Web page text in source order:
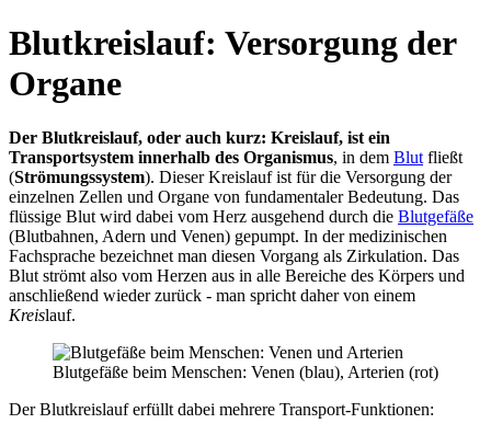
Blutkreislauf: Versorgung der
Organe
Der Blutkreislauf, oder auch kurz: Kreislauf, ist ein
Transportsystem innerhalb des Organismus, in dem Blut fließt
(Strömungssystem). Dieser Kreislauf ist für die Versorgung der
einzelnen Zellen und Organe von fundamentaler Bedeutung. Das
flüssige Blut wird dabei vom Herz ausgehend durch die Blutgefäße
(Blutbahnen, Adern und Venen) gepumpt. In der medizinischen
Fachsprache bezeichnet man diesen Vorgang als Zirkulation. Das
Blut strömt also vom Herzen aus in alle Bereiche des Körpers und
anschließend wieder zurück - man spricht daher von einem
Kreislauf.
Blutgefäße beim Menschen: Venen (blau), Arterien (rot)
Der Blutkreislauf erfüllt dabei mehrere Transport-Funktionen: